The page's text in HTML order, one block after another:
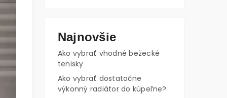
Najnovšie
Ako vybrať vhodné bežecké
tenisky
Ako vybrať dostatočne
výkonný radiátor do kúpeľne?